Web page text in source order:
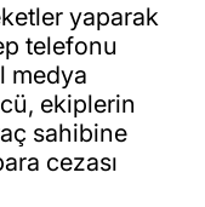
yaparak
telefonu
medya
ekiplerin
sahibine
cezası